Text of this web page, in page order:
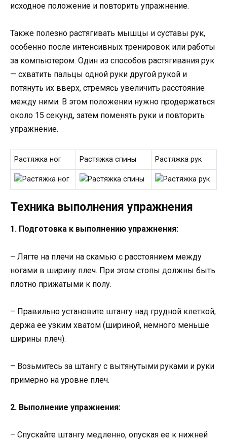
исходное положение и повторить упражнение.
Также полезно растягивать мышцы и суставы рук,
особенно после интенсивных тренировок или работы
за компьютером. Один из способов растягивания рук
— схватить пальцы одной руки другой рукой и
потянуть их вверх, стремясь увеличить расстояние
между ними. В этом положении нужно продержаться
около 15 секунд, затем поменять руки и повторить
упражнение.
Растяжка ног Растяжка спины Растяжка рук
Техника выполнения упражнения
1. Подготовка к выполнению упражнения:
– Лягте на плечи на скамью с расстоянием между
ногами в ширину плеч. При этом стопы должны быть
плотно прижатыми к полу.
– Правильно установите штангу над грудной клеткой,
держа ее узким хватом (шириной, немного меньше
ширины плеч).
– Возьмитесь за штангу с вытянутыми руками и руки
примерно на уровне плеч.
2. Выполнение упражнения:
– Спускайте штангу медленно, опуская ее к нижней